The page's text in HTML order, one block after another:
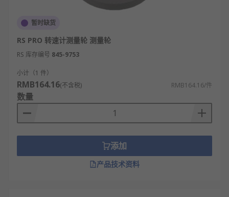
暂时缺货
RS PRO 转速计测量轮 测量轮
RS 库存编号 845-9753
小计（1 件）
RMB164.16(不含税) RMB164.16/件
数量
添加
产品技术资料